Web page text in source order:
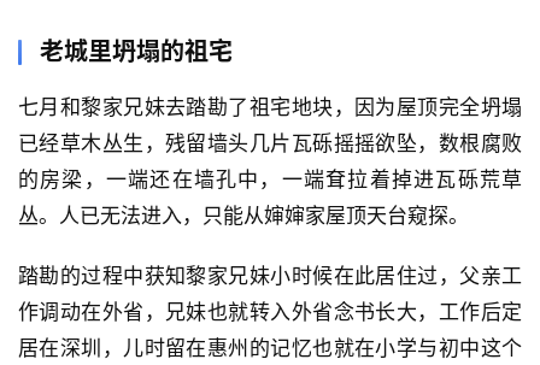
老城里坍塌的祖宅
七月和黎家兄妹去踏勘了祖宅地块，因为屋顶完全坍塌
已经草木丛生，残留墙头几片瓦砾摇摇欲坠，数根腐败
的房梁，一端还在墙孔中，一端耷拉着掉进瓦砾荒草
丛。人已无法进入，只能从婶婶家屋顶天台窥探。
踏勘的过程中获知黎家兄妹小时候在此居住过，父亲工
作调动在外省，兄妹也就转入外省念书长大，工作后定
居在深圳，儿时留在惠州的记忆也就在小学与初中这个